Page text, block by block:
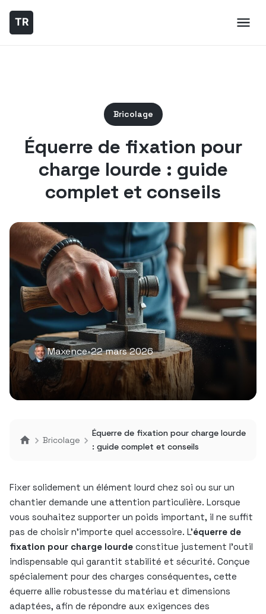
Bricolage
Équerre de fixation pour
charge lourde : guide
complet et conseils
Maxence•22 mars 2026
Bricolage
Équerre de fixation pour charge lourde
: guide complet et conseils
Fixer solidement un élément lourd chez soi ou sur un
chantier demande une attention particulière. Lorsque
vous souhaitez supporter un poids important, il ne suffit
pas de choisir n’importe quel accessoire. L’équerre de
fixation pour charge lourde constitue justement l’outil
indispensable qui garantit stabilité et sécurité. Conçue
spécialement pour des charges conséquentes, cette
équerre allie robustesse du matériau et dimensions
adaptées, afin de répondre aux exigences des